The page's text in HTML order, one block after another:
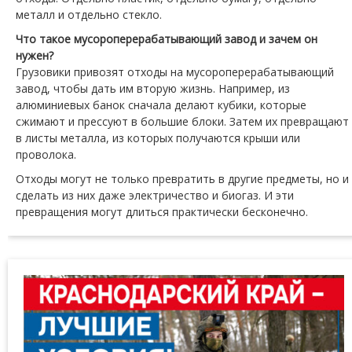
металл и отдельно стекло.
Что такое мусороперерабатывающий завод и зачем он
нужен?
Грузовики привозят отходы на мусороперерабатывающий
завод, чтобы дать им вторую жизнь. Например, из
алюминиевых банок сначала делают кубики, которые
сжимают и прессуют в большие блоки. Затем их превращают
в листы металла, из которых получаются крыши или
проволока.
Отходы могут не только превратить в другие предметы, но и
сделать из них даже электричество и биогаз. И эти
превращения могут длиться практически бесконечно.